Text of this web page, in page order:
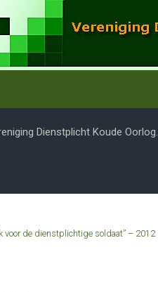
Dienstplicht Koude Oorlog.
voor de dienstplichtige soldaat” – 2012